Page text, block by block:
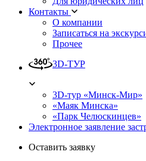
Контакты
О компании
Записаться на
Прочее
3D-ТУР
3D-тур «Минск-Мир»
«Маяк Минска»
«Парк Челюскинцев»
Электронное заявление
Оставить заявку